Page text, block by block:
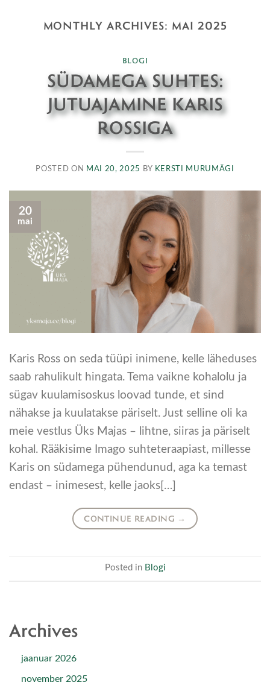
MONTHLY ARCHIVES: MAI 2025
BLOGI
SÜDAMEGA SUHTES:
JUTUAJAMINE KARIS
ROSSIGA
POSTED ON MAI 20, 2025 BY KERSTI MURUMÄGI
20
mai
Karis Ross on seda tüüpi inimene, kelle läheduses
saab rahulikult hingata. Tema vaikne kohalolu ja
sügav kuulamisoskus loovad tunde, et sind
nähakse ja kuulatakse päriselt. Just selline oli ka
meie vestlus Üks Majas – lihtne, siiras ja päriselt
kohal. Rääkisime Imago suhteteraapiast, millesse
Karis on südamega pühendunud, aga ka temast
endast – inimesest, kelle jaoks[…]
CONTINUE READING →
Posted in Blogi
Archives
jaanuar 2026
november 2025